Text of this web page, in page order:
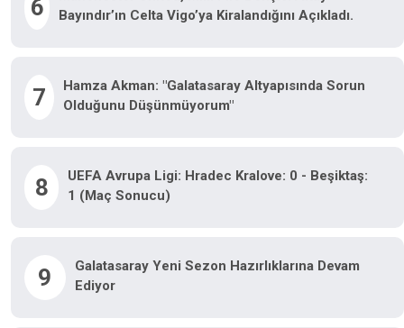
6
Bayındır’ın Celta Vigo’ya Kiralandığını Açıkladı.
7
Hamza Akman: "Galatasaray Altyapısında Sorun
Olduğunu Düşünmüyorum"
8
UEFA Avrupa Ligi: Hradec Kralove: 0 - Beşiktaş:
1 (Maç Sonucu)
9
Galatasaray Yeni Sezon Hazırlıklarına Devam
Ediyor